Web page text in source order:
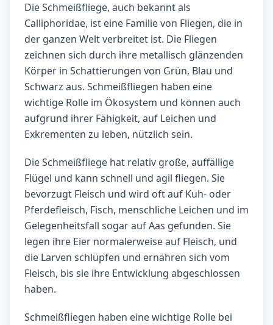
Die Schmeißfliege, auch bekannt als
Calliphoridae, ist eine Familie von Fliegen, die in
der ganzen Welt verbreitet ist. Die Fliegen
zeichnen sich durch ihre metallisch glänzenden
Körper in Schattierungen von Grün, Blau und
Schwarz aus. Schmeißfliegen haben eine
wichtige Rolle im Ökosystem und können auch
aufgrund ihrer Fähigkeit, auf Leichen und
Exkrementen zu leben, nützlich sein.
Die Schmeißfliege hat relativ große, auffällige
Flügel und kann schnell und agil fliegen. Sie
bevorzugt Fleisch und wird oft auf Kuh- oder
Pferdefleisch, Fisch, menschliche Leichen und im
Gelegenheitsfall sogar auf Aas gefunden. Sie
legen ihre Eier normalerweise auf Fleisch, und
die Larven schlüpfen und ernähren sich vom
Fleisch, bis sie ihre Entwicklung abgeschlossen
haben.
Schmeißfliegen haben eine wichtige Rolle bei